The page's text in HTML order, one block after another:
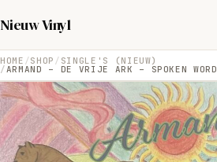
Nieuw Vinyl
HOME SHOP SINGLE'S (NIEUW)
ARMAND – DE VRIJE ARK – SPOKEN WORD